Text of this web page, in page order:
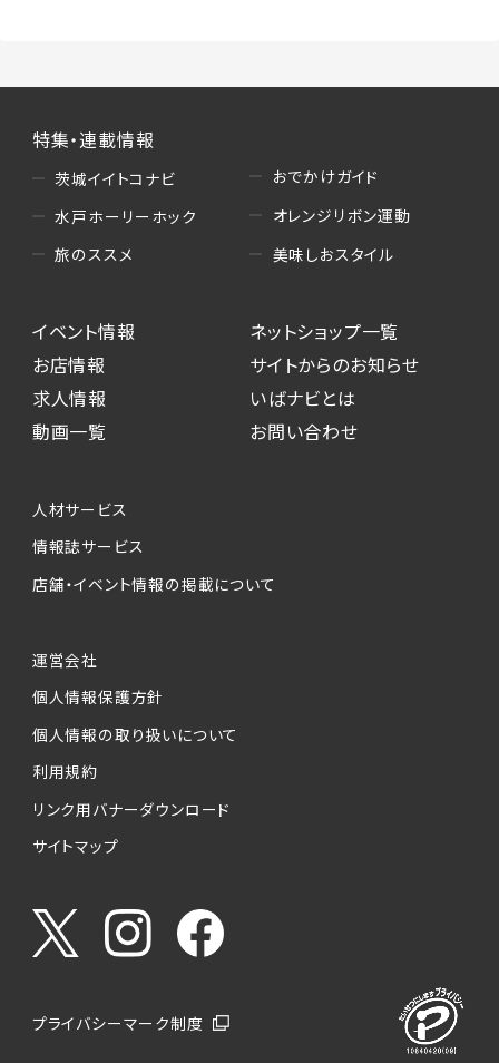
特集・連載情報
茨城イイトコナビ
水戸ホーリーホック
旅のススメ
おでかけガイド
オレンジリボン運動
美味しおスタイル
イベント情報
お店情報
求人情報
動画一覧
ネットショップ一覧
サイトからのお知らせ
いばナビとは
お問い合わせ
人材サービス
情報誌サービス
店舗・イベント情報の掲載について
運営会社
個人情報保護方針
個人情報の取り扱いについて
利用規約
リンク用バナーダウンロード
サイトマップ
プライバシーマーク制度